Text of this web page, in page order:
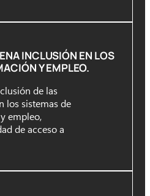
INCLUSIÓN EN LOS
Y EMPLEO.
de las
los sistemas de
empleo,
de acceso a